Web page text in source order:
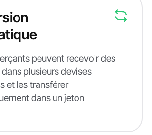
peuvent recevoir des
plusieurs devises
et les transférer
dans un jeton